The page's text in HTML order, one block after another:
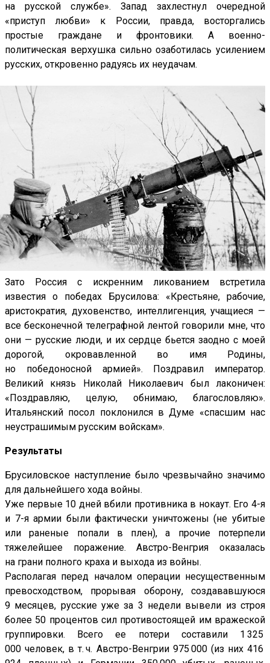
на русской службе». Запад захлестнул очередной
«приступ любви» к России, правда, восторгались
простые граждане и фронтовики. А военно-
политическая верхушка сильно озаботилась усилением
русских, откровенно радуясь их неудачам.
Зато Россия с искренним ликованием встретила
известия о победах Брусилова: «Крестьяне, рабочие,
аристократия, духовенство, интеллигенция, учащиеся —
все бесконечной телеграфной лентой говорили мне, что
они — русские люди, и их сердце бьется заодно с моей
дорогой, окровавленной во имя Родины,
но победоносной армией». Поздравил император.
Великий князь Николай Николаевич был лаконичен:
«Поздравляю, целую, обнимаю, благословляю».
Итальянский посол поклонился в Думе «спасшим нас
неустрашимым русским войскам».
Результаты
Брусиловское наступление было чрезвычайно значимо
для дальнейшего хода войны.
Уже первые 10 дней вбили противника в нокаут. Его 4-я
и 7-я армии были фактически уничтожены (не убитые
или раненые попали в плен), а прочие потерпели
тяжелейшее поражение. Австро-Венгрия оказалась
на грани полного краха и выхода из войны.
Располагая перед началом операции несущественным
превосходством, прорывая оборону, создававшуюся
9 месяцев, русские уже за 3 недели вывели из строя
более 50 процентов сил противостоящей им вражеской
группировки. Всего ее потери составили 1 325
000 человек, в т. ч. Австро-Венгрии 975 000 (из них 416